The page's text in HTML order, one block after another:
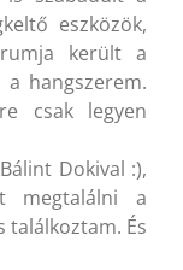
eszközök,
került a
hangszerem.
csak legyen
Dokival :),
megtalálni a
találkoztam. És